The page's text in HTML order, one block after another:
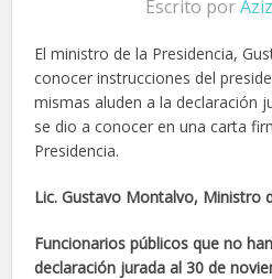
Escrito por
El ministro de la Presidencia,
conocer instrucciones del
mismas aluden a la declaración
se dio a conocer en una carta
Presidencia.
Lic. Gustavo Montalvo, Ministro
Funcionarios públicos que no
declaración jurada al 30 de